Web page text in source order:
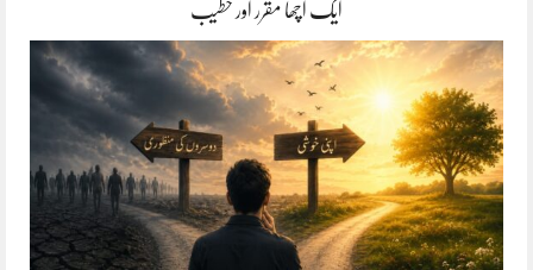
ایک اچھا مقرر اور خطیب